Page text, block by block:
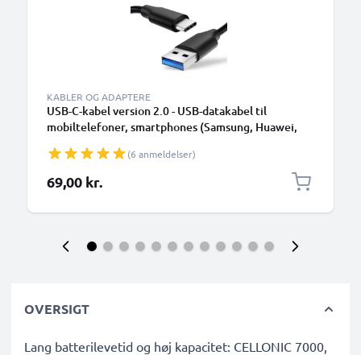
KABLER OG ADAPTERE
USB-C-kabel version 2.0 - USB-datakabel til
mobiltelefoner, smartphones (Samsung, Huawei,
Sony, GoPro) og mange flere - 1,0m 3A-
opladerkabel med USB Type C-stik
(6 anmeldelser)
69,00 kr.
OVERSIGT
Lang batterilevetid og høj kapacitet: CELLONIC 7000,